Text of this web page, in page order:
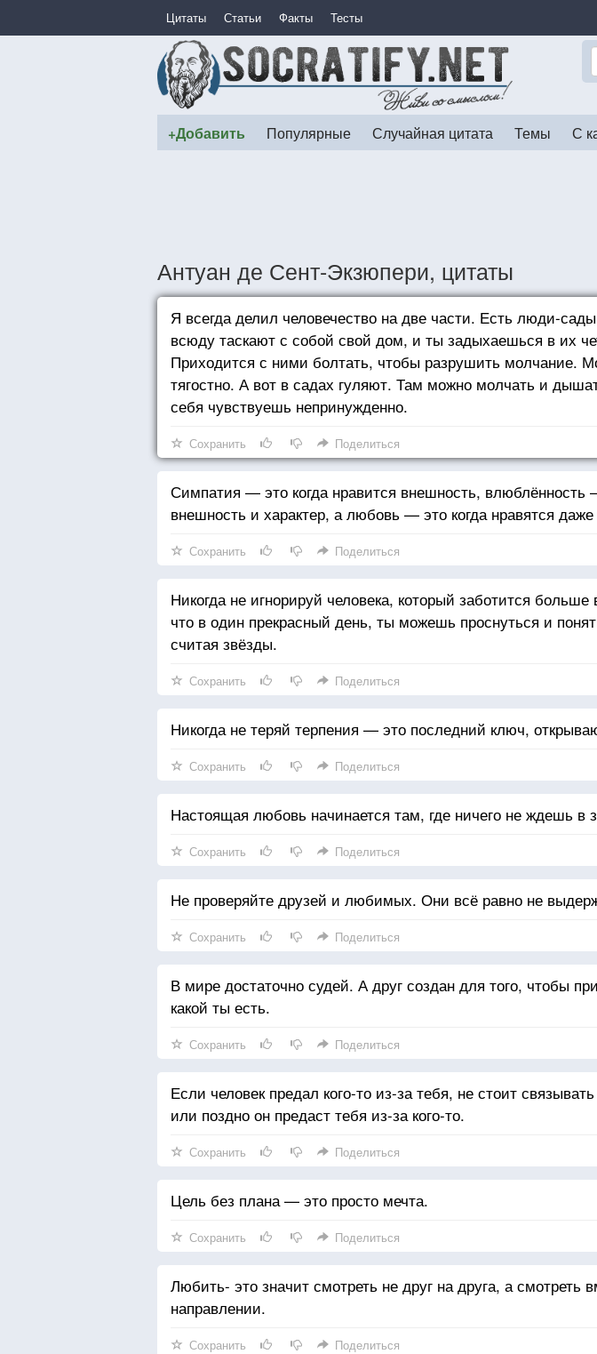
Цитаты Статьи Факты Тесты
+Добавить Популярные Случайная цитата Темы С
Антуан де Сент-Экзюпери, цитаты
Я всегда делил человечество на две части. Есть люди-
всюду таскают с собой свой дом, и ты задыхаешься в их
Приходится с ними болтать, чтобы разрушить молчание.
тягостно. А вот в садах гуляют. Там можно молчать и
себя чувствуешь непринужденно.
Сохранить Поделиться
Симпатия — это когда нравится внешность, влюблённость
внешность и характер, а любовь — это когда нравятся даже
Сохранить Поделиться
Никогда не игнорируй человека, который заботится
что в один прекрасный день, ты можешь проснуться и
считая звёзды.
Сохранить Поделиться
Никогда не теряй терпения — это последний ключ,
Сохранить Поделиться
Настоящая любовь начинается там, где ничего не ждешь в
Сохранить Поделиться
Не проверяйте друзей и любимых. Они всё равно не
Сохранить Поделиться
В мире достаточно судей. А друг создан для того, чтобы
какой ты есть.
Сохранить Поделиться
Если человек предал кого-то из-за тебя, не стоит
или поздно он предаст тебя из-за кого-то.
Сохранить Поделиться
Цель без плана — это просто мечта.
Сохранить Поделиться
Любить- это значит смотреть не друг на друга, а смотреть
направлении.
Сохранить Поделиться